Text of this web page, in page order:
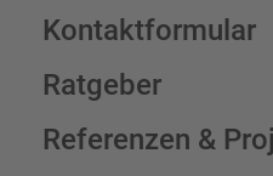
Kontaktformular
Ratgeber
Referenzen &